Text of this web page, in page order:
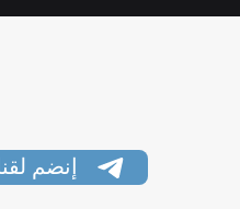
إنضم